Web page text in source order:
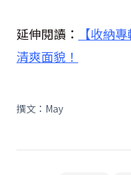
延伸閱讀：
【收納
清爽面貌！
撰文：May